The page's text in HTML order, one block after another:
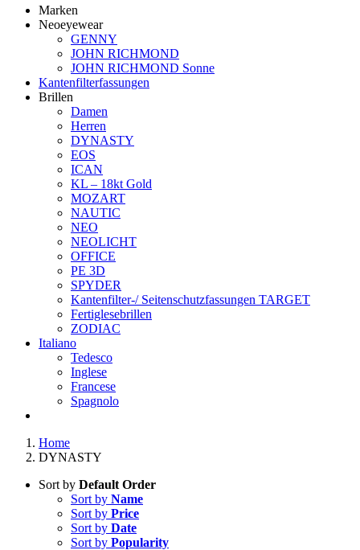
Marken
Neoeyewear
GENNY
JOHN RICHMOND
JOHN RICHMOND Sonne
Kantenfilterfassungen
Brillen
Damen
Herren
DYNASTY
EOS
ICAN
KL – 18kt Gold
MOZART
NAUTIC
NEO
NEOLICHT
OFFICE
PE 3D
SPYDER
Kantenfilter-/ Seitenschutzfassungen TARGET
Fertiglesebrillen
ZODIAC
Italiano
Tedesco
Inglese
Francese
Spagnolo
Home
DYNASTY
Sort by Default Order
Sort by Name
Sort by Price
Sort by Date
Sort by Popularity